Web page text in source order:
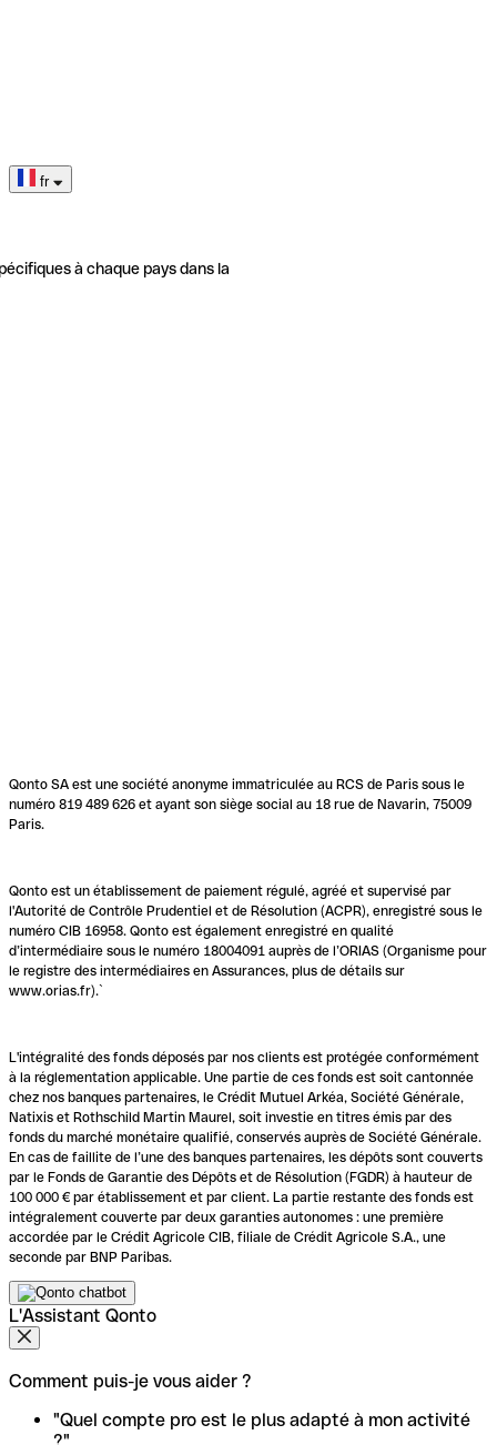
fr
à chaque pays dans la
Qonto SA est une société anonyme immatriculée au RCS de Paris sous le
numéro 819 489 626 et ayant son siège social au 18 rue de Navarin, 75009
Paris.
Qonto est un établissement de paiement régulé, agréé et supervisé par
l'Autorité de Contrôle Prudentiel et de Résolution (ACPR), enregistré sous le
numéro CIB 16958. Qonto est également enregistré en qualité
d’intermédiaire sous le numéro 18004091 auprès de l’ORIAS (Organisme pour
le registre des intermédiaires en Assurances, plus de détails sur
www.orias.fr).`
L'intégralité des fonds déposés par nos clients est protégée conformément
à la réglementation applicable. Une partie de ces fonds est soit cantonnée
chez nos banques partenaires, le Crédit Mutuel Arkéa, Société Générale,
Natixis et Rothschild Martin Maurel, soit investie en titres émis par des
fonds du marché monétaire qualifié, conservés auprès de Société Générale.
En cas de faillite de l’une des banques partenaires, les dépôts sont couverts
par le Fonds de Garantie des Dépôts et de Résolution (FGDR) à hauteur de
100 000 € par établissement et par client. La partie restante des fonds est
intégralement couverte par deux garanties autonomes : une première
accordée par le Crédit Agricole CIB, filiale de Crédit Agricole S.A., une
seconde par BNP Paribas.
L'Assistant Qonto
Comment puis-je vous aider ?
"Quel compte pro est le plus adapté à mon activité